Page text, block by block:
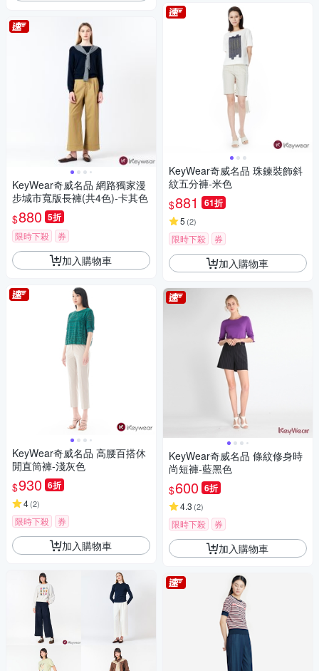
KeyWear奇威名品 網路獨家漫
步城市寬版長褲(共4色)-卡其色
$880 5折
限時下殺 券
加入購物車
KeyWear奇威名品 高腰百搭休
閒直筒褲-淺灰色
$930 6折
4(2)
限時下殺 券
加入購物車
KeyWear奇威名品 珠鍊裝飾斜
紋五分褲-米色
$881 61折
5 (2)
限時下殺 券
加入購物車
KeyWear奇威名品 條紋修身時
尚短褲-藍黑色
$600 6折
4.3 (2)
限時下殺 券
加入購物車